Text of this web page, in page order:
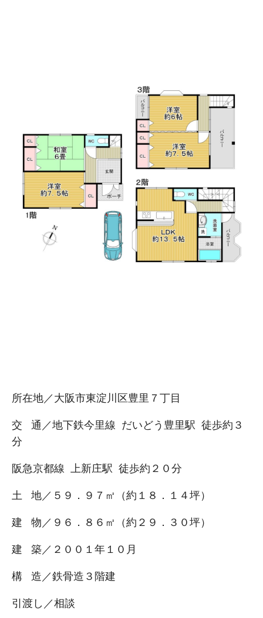
所在地／大阪市東淀川区豊里７丁目
交 通／地下鉄今里線 だいどう豊里駅 徒歩約３
分
阪急京都線 上新庄駅 徒歩約２０分
土 地／５９．９７㎡（約１８．１４坪）
建 物／９６．８６㎡（約２９．３０坪）
建 築／２００１年１０月
構 造／鉄骨造３階建
引渡し／相談